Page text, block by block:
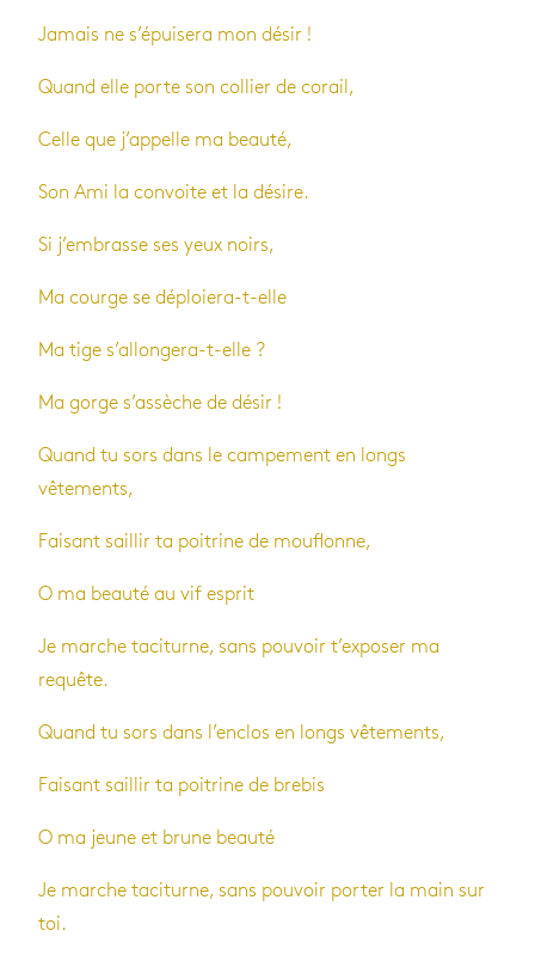
Jamais ne s’épuisera mon désir !
Quand elle porte son collier de corail,
Celle que j’appelle ma beauté,
Son Ami la convoite et la désire.
Si j’embrasse ses yeux noirs,
Ma courge se déploiera-t-elle
Ma tige s’allongera-t-elle ?
Ma gorge s’assèche de désir !
Quand tu sors dans le campement en longs
vêtements,
Faisant saillir ta poitrine de mouflonne,
O ma beauté au vif esprit
Je marche taciturne, sans pouvoir t’exposer ma
requête.
Quand tu sors dans l’enclos en longs vêtements,
Faisant saillir ta poitrine de brebis
O ma jeune et brune beauté
Je marche taciturne, sans pouvoir porter la main sur
toi.